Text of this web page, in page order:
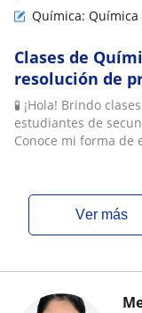
Química:
Clases de
resolución de
🧪 ¡Hola! Brindo
estudiantes de
Conoce mi forma de
ver más